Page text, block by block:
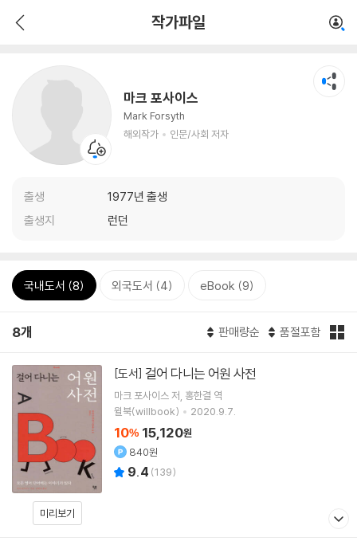
작가파일
마크 포사이스
Mark Forsyth
해외작가
인문/사회 저자
출생
1977년 출생
출생지
런던
국내도서 (8) 외국도서 (4) eBook (9)
8개 판매량순 품절포함
미리보기
[도서] 걸어 다니는 어원 사전
마크 포사이스 저 홍한결 역
윌북(willbook)
2020.9.7.
10% 15,120원
840원
9.4 (139)